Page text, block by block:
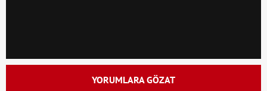
YORUMLARA GÖZAT